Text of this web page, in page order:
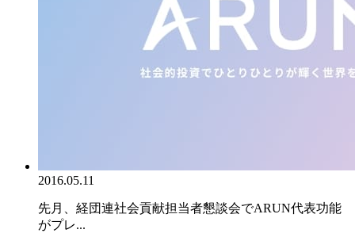
2016.05.11
先月、経団連社会貢献担当者懇談会でARUN代表功能
がプレ...